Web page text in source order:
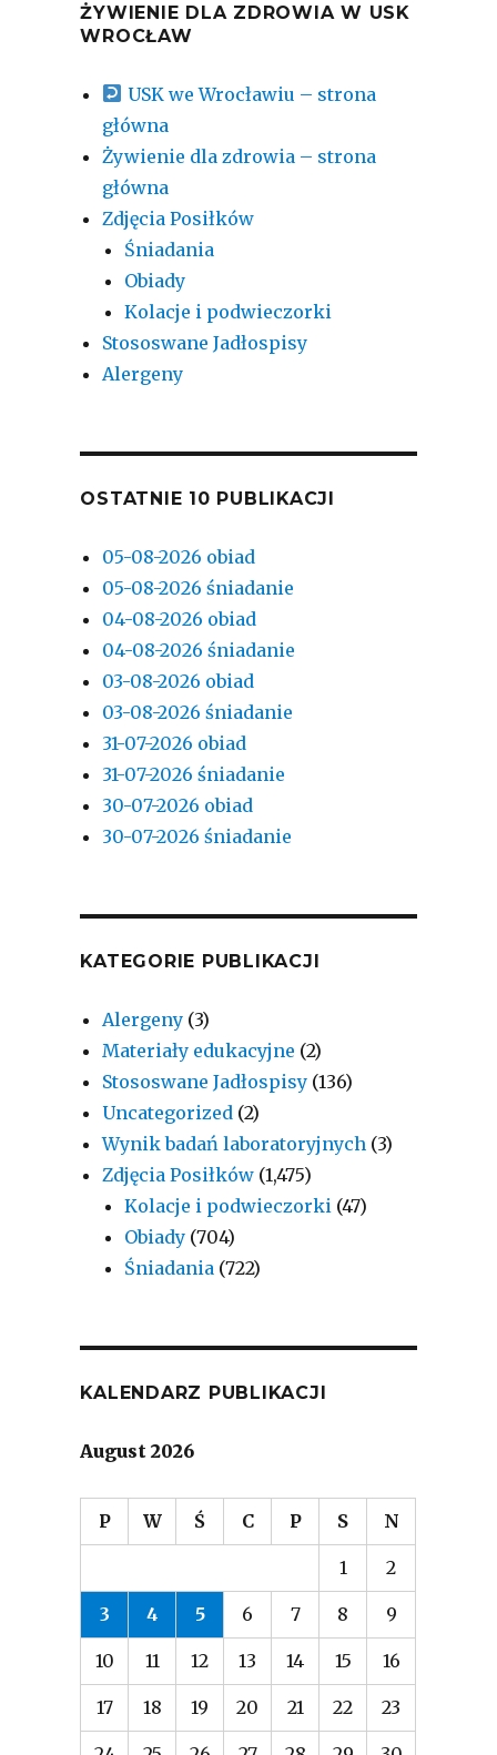
ŻYWIENIE DLA ZDROWIA W USK
WROCŁAW
USK we Wrocławiu – strona
główna
Żywienie dla zdrowia – strona
główna
Zdjęcia Posiłków
Śniadania
Obiady
Kolacje i podwieczorki
Stososwane Jadłospisy
Alergeny
OSTATNIE 10 PUBLIKACJI
05-08-2026 obiad
05-08-2026 śniadanie
04-08-2026 obiad
04-08-2026 śniadanie
03-08-2026 obiad
03-08-2026 śniadanie
31-07-2026 obiad
31-07-2026 śniadanie
30-07-2026 obiad
30-07-2026 śniadanie
KATEGORIE PUBLIKACJI
Alergeny (3)
Materiały edukacyjne (2)
Stososwane Jadłospisy (136)
Uncategorized (2)
Wynik badań laboratoryjnych (3)
Zdjęcia Posiłków (1,475)
Kolacje i podwieczorki (47)
Obiady (704)
Śniadania (722)
KALENDARZ PUBLIKACJI
August 2026
P W Ś C P S N
1 2
3 4 5 6 7 8 9
10 11 12 13 14 15 16
17 18 19 20 21 22 23